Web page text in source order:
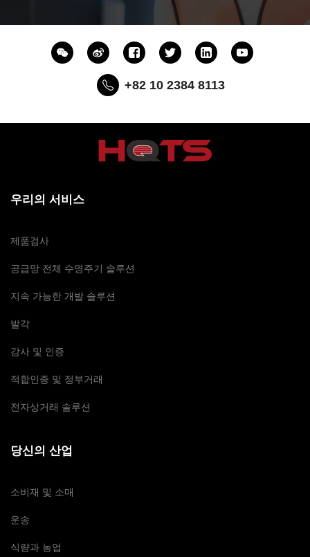
+82 10 2384 8113
우리의 서비스
제품검사
공급망 전체 수명주기 솔루션
지속 가능한 개발 솔루션
발각
감사 및 인증
적합인증 및 정부거래
전자상거래 솔루션
당신의 산업
소비재 및 소매
운송
식량과 농업